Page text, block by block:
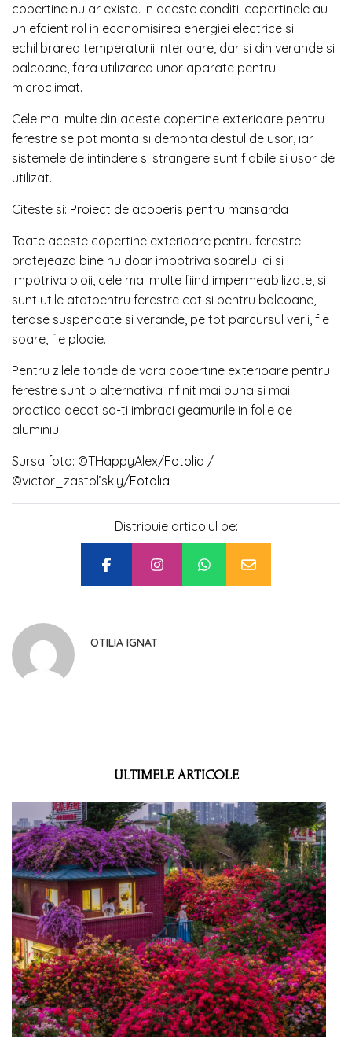
copertine nu ar exista. In aceste conditii copertinele au
un efcient rol in economisirea energiei electrice si
echilibrarea temperaturii interioare, dar si din verande si
balcoane, fara utilizarea unor aparate pentru
microclimat.
Cele mai multe din aceste copertine exterioare pentru
ferestre se pot monta si demonta destul de usor, iar
sistemele de intindere si strangere sunt fiabile si usor de
utilizat.
Citeste si: Proiect de acoperis pentru mansarda
Toate aceste copertine exterioare pentru ferestre
protejeaza bine nu doar impotriva soarelui ci si
impotriva ploii, cele mai multe fiind impermeabilizate, si
sunt utile atatpentru ferestre cat si pentru balcoane,
terase suspendate si verande, pe tot parcursul verii, fie
soare, fie ploaie.
Pentru zilele toride de vara copertine exterioare pentru
ferestre sunt o alternativa infinit mai buna si mai
practica decat sa-ti imbraci geamurile in folie de
aluminiu.
Sursa foto: ©THappyAlex/Fotolia /
©victor_zastol’skiy/Fotolia
Distribuie articolul pe:
OTILIA IGNAT
ULTIMELE ARTICOLE